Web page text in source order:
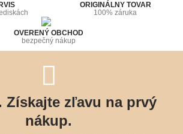
ORIGINÁLNY TOVAR
100% záruka
OVERENÝ OBCHOD
bezpečný nákup
Získajte zľavu na prvý
nákup.